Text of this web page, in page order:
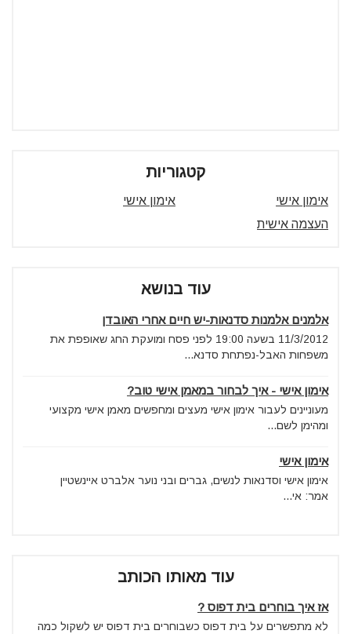
קטגוריות
אימון אישי
אימון אישי
העצמה אישית
עוד בנושא
אלמנים אלמנות סדנאות-יש חיים אחרי האובדן
11/3/2012 בשעה 19:00 לפני פסח ומועקת החג שאופפת את
משפחות האבל-נפתחת סדנא...
אימון אישי - איך לבחור במאמן אישי טוב?
מעוניינים לעבור אימון אישי מעצים ומחפשים מאמן אישי מקצועי
ומהימן לשם...
אימון אישי
אימון אישי וסדנאות לנשים, גברים ובני נוער אלברט איינשטיין
אמר: אי...
עוד מאותו הכותב
אז איך בוחרים בית דפוס ?
לא מתפשרים על בית דפוס כשבוחרים בית דפוס יש לשקול כמה